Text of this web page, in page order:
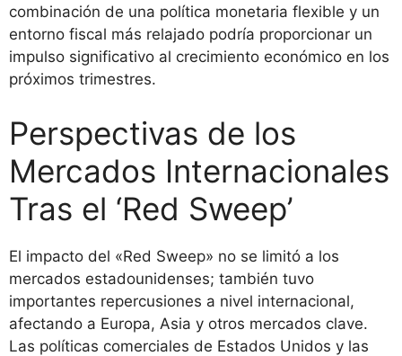
combinación de una política monetaria flexible y un
entorno fiscal más relajado podría proporcionar un
impulso significativo al crecimiento económico en los
próximos trimestres.
Perspectivas de los
Mercados Internacionales
Tras el ‘Red Sweep’
El impacto del «Red Sweep» no se limitó a los
mercados estadounidenses; también tuvo
importantes repercusiones a nivel internacional,
afectando a Europa, Asia y otros mercados clave.
Las políticas comerciales de Estados Unidos y las